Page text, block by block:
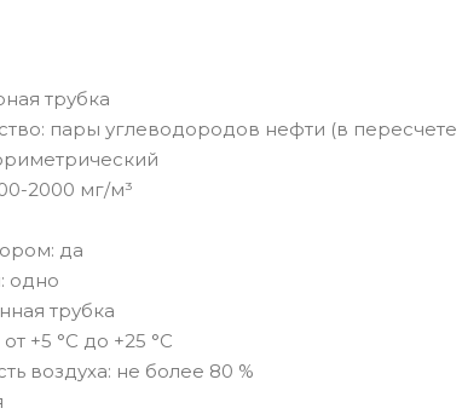
трубка
пары углеводородов нефти (в пересчете
2000 мг/м³
да
одно
трубка
+5 °C до +25 °C
воздуха: не более 80 %